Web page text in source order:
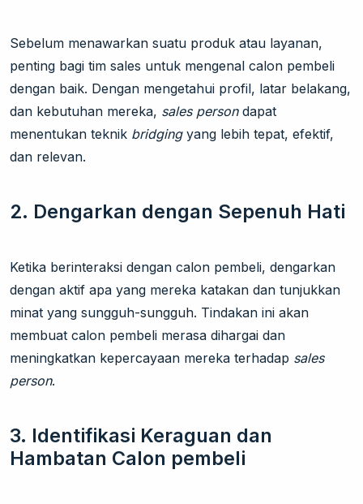
Sebelum menawarkan suatu produk atau layanan,
penting bagi tim sales untuk mengenal calon pembeli
dengan baik. Dengan mengetahui profil, latar belakang,
dan kebutuhan mereka, sales persondapat
menentukan teknik bridgingyang lebih tepat, efektif,
dan relevan.
2. Dengarkan dengan Sepenuh Hati
Ketika berinteraksi dengan calon pembeli, dengarkan
dengan aktif apa yang mereka katakan dan tunjukkan
minat yang sungguh-sungguh. Tindakan ini akan
membuat calon pembeli merasa dihargai dan
meningkatkan kepercayaan mereka terhadap sales
person.
3. Identifikasi Keraguan dan
Hambatan Calon pembeli